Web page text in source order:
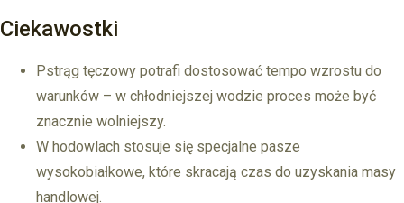
Ciekawostki
Pstrąg tęczowy potrafi dostosować tempo wzrostu do
warunków – w chłodniejszej wodzie proces może być
znacznie wolniejszy.
W hodowlach stosuje się specjalne pasze
wysokobiałkowe, które skracają czas do uzyskania masy
handlowej.